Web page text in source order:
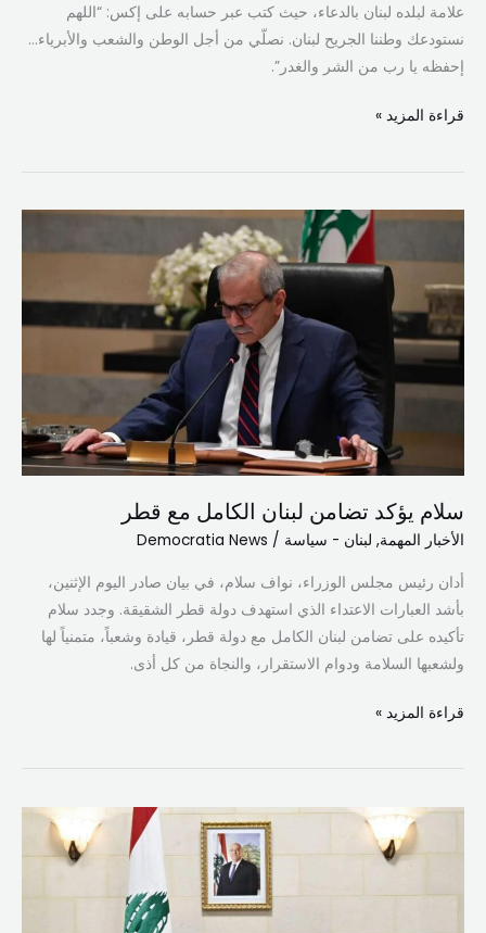
علامة لبلده لبنان بالدعاء، حيث كتب عبر حسابه على إكس: “اللهم
نستودعك وطننا الجريح لبنان. نصلّي من أجل الوطن والشعب والأبرياء…
إحفظه يا رب من الشر والغدر”.
قراءة المزيد »
سلام يؤكد تضامن لبنان الكامل مع قطر
الأخبار المهمة, لبنان - سياسة /
Democratia News
أدان رئيس مجلس الوزراء، نواف سلام، في بيان صادر اليوم الإثنين،
بأشد العبارات الاعتداء الذي استهدف دولة قطر الشقيقة. وجدد سلام
تأكيده على تضامن لبنان الكامل مع دولة قطر، قيادة وشعباً، متمنياً لها
ولشعبها السلامة ودوام الاستقرار، والنجاة من كل أذى.
سلام
لبنان
الكامل
مع
قطر
قراءة المزيد »
الرئيس
الأردن